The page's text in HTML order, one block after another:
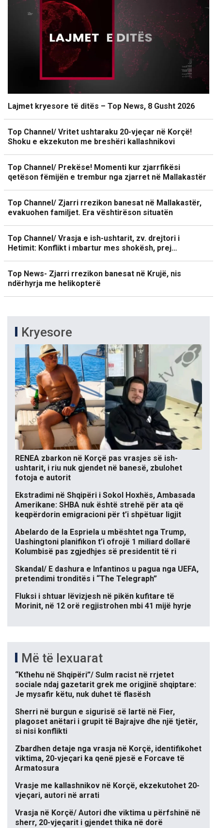
Lajmet kryesore të ditës – Top News, 8 Gusht 2026
Top Channel/ Vritet ushtaraku 20-vjeçar në Korçë!
Shoku e ekzekuton me breshëri kallashnikovi
Top Channel/ Prekëse! Momenti kur zjarrfikësi
qetëson fëmijën e trembur nga zjarret në Mallakastër
Top Channel/ Zjarri rrezikon banesat në Mallakastër,
evakuohen familjet. Era vështirëson situatën
Top Channel/ Vrasja e ish-ushtarit, zv. drejtori i
Hetimit: Konflikt i mbartur mes shokësh, prej…
Top News- Zjarri rrezikon banesat në Krujë, nis
ndërhyrja me helikopterë
Kryesore
RENEA zbarkon në Korçë pas vrasjes së ish-
ushtarit, i riu nuk gjendet në banesë, zbulohet
fotoja e autorit
Ekstradimi në Shqipëri i Sokol Hoxhës, Ambasada
Amerikane: SHBA nuk është strehë për ata që
keqpërdorin emigracioni për t’i shpëtuar ligjit
Abelardo de la Espriela u mbështet nga Trump,
Uashingtoni planifikon t’i ofrojë 1 miliard dollarë
Kolumbisë pas zgjedhjes së presidentit të ri
Skandal/ E dashura e Infantinos u pagua nga UEFA,
pretendimi tronditës i “The Telegraph”
Fluksi i shtuar lëvizjesh në pikën kufitare të
Morinit, në 12 orë regjistrohen mbi 41 mijë hyrje
Më të lexuarat
“Kthehu në Shqipëri”/ Sulm racist në rrjetet
sociale ndaj gazetarit grek me origjinë shqiptare:
Je mysafir këtu, nuk duhet të flasësh
Sherri në burgun e sigurisë së lartë në Fier,
plagoset anëtari i grupit të Bajrajve dhe një tjetër,
si nisi konflikti
Zbardhen detaje nga vrasja në Korçë, identifikohet
viktima, 20-vjeçari ka qenë pjesë e Forcave të
Armatosura
Vrasje me kallashnikov në Korçë, ekzekutohet 20-
vjeçari, autori në arrati
Vrasja në Korçë/ Autori dhe viktima u përfshinë në
sherr, 20-vjeçarit i gjendet thika në dorë